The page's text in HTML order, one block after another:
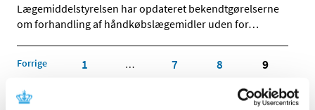
Lægemiddelstyrelsen har opdateret bekendtgørelserne
om forhandling af håndkøbslægemidler uden for…
Forrige 1 … 7 8 9